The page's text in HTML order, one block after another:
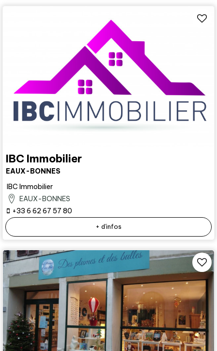
IBC Immobilier
EAUX-BONNES
IBC Immobilier
EAUX-BONNES
+33 6 62 67 57 80
+ d'infos